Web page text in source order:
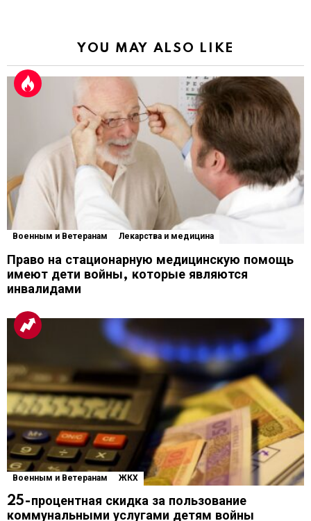
YOU MAY ALSO LIKE
Военным и Ветеранам Лекарства и медицина
Право на стационарную медицинскую помощь
имеют дети войны, которые являются
инвалидами
Военным и Ветеранам ЖКХ
25-процентная скидка за пользование
коммунальными услугами детям войны